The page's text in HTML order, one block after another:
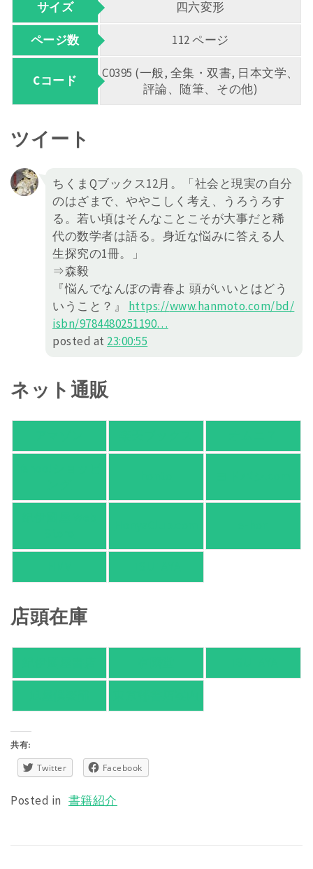
サイズ 四六変形
ページ数 112 ページ
Cコード
C0395 (一般, 全集・双書, 日本文学、
評論、随筆、その他)
ツイート
ちくまQブックス12月。「社会と現実の自分
のはざまで、ややこしく考え、うろうろす
る。若い頃はそんなことこそが大事だと稀
代の数学者は語る。身近な悩みに答える人
生探究の1冊。」
⇒森毅
『悩んでなんぼの青春よ 頭がいいとはどう
いうこと？』 https://www.hanmoto.com/bd/
isbn/9784480251190…
posted at 23:00:55
ネット通販
店頭在庫
共有:
Twitter Facebook
Posted in 書籍紹介